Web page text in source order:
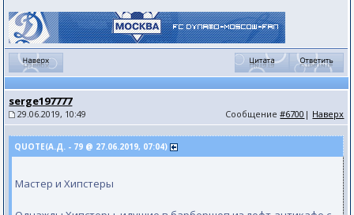
serge197777
29.06.2019, 10:49 Сообщение#6700 | Наверх
QUOTE(А.Д. - 79 @ 27.06.2019, 07:04)
Мастер и Хипстеры